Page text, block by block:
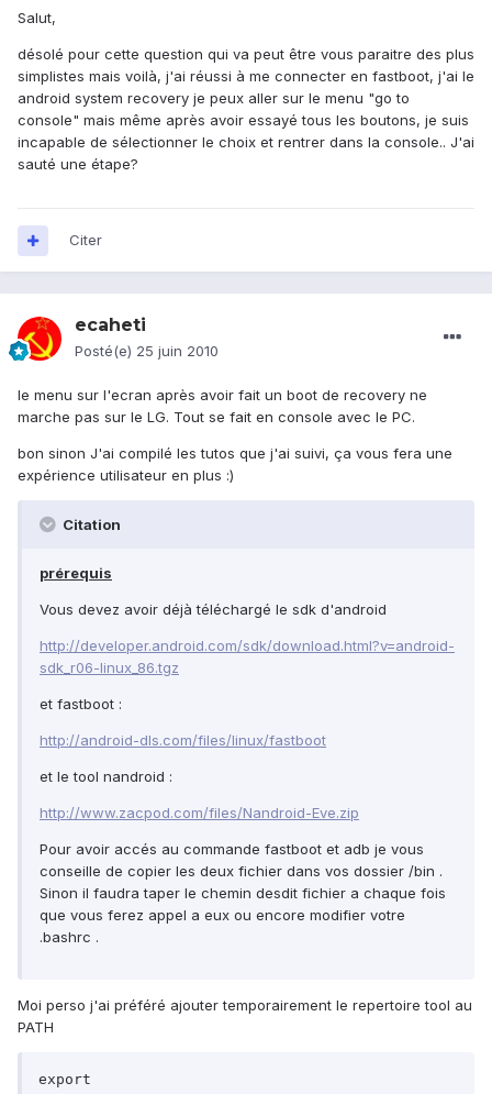
Salut,
désolé pour cette question qui va peut être vous paraitre des plus
simplistes mais voilà, j'ai réussi à me connecter en fastboot, j'ai le
android system recovery je peux aller sur le menu "go to
console" mais même après avoir essayé tous les boutons, je suis
incapable de sélectionner le choix et rentrer dans la console.. J'ai
sauté une étape?
Citer
ecaheti
Posté(e) 25 juin 2010
le menu sur l'ecran après avoir fait un boot de recovery ne
marche pas sur le LG. Tout se fait en console avec le PC.
bon sinon J'ai compilé les tutos que j'ai suivi, ça vous fera une
expérience utilisateur en plus :)
Citation
prérequis
Vous devez avoir déjà téléchargé le sdk d'android
http://developer.android.com/sdk/download.html?v=android-
sdk_r06-linux_86.tgz
et fastboot :
http://android-dls.com/files/linux/fastboot
et le tool nandroid :
http://www.zacpod.com/files/Nandroid-Eve.zip
Pour avoir accés au commande fastboot et adb je vous
conseille de copier les deux fichier dans vos dossier /bin .
Sinon il faudra taper le chemin desdit fichier a chaque fois
que vous ferez appel a eux ou encore modifier votre
.bashrc .
Moi perso j'ai préféré ajouter temporairement le repertoire tool au
PATH
export